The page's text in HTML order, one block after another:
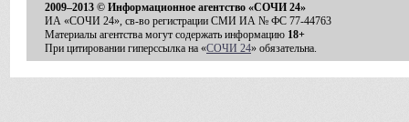
2009–2013 © Информационное агентство «СОЧИ 24»
ИА «СОЧИ 24», св-во регистрации СМИ ИА № ФС 77-44763
Материалы агентства могут содержать информацию 18+
При цитировании гиперссылка на «СОЧИ 24» обязательна.